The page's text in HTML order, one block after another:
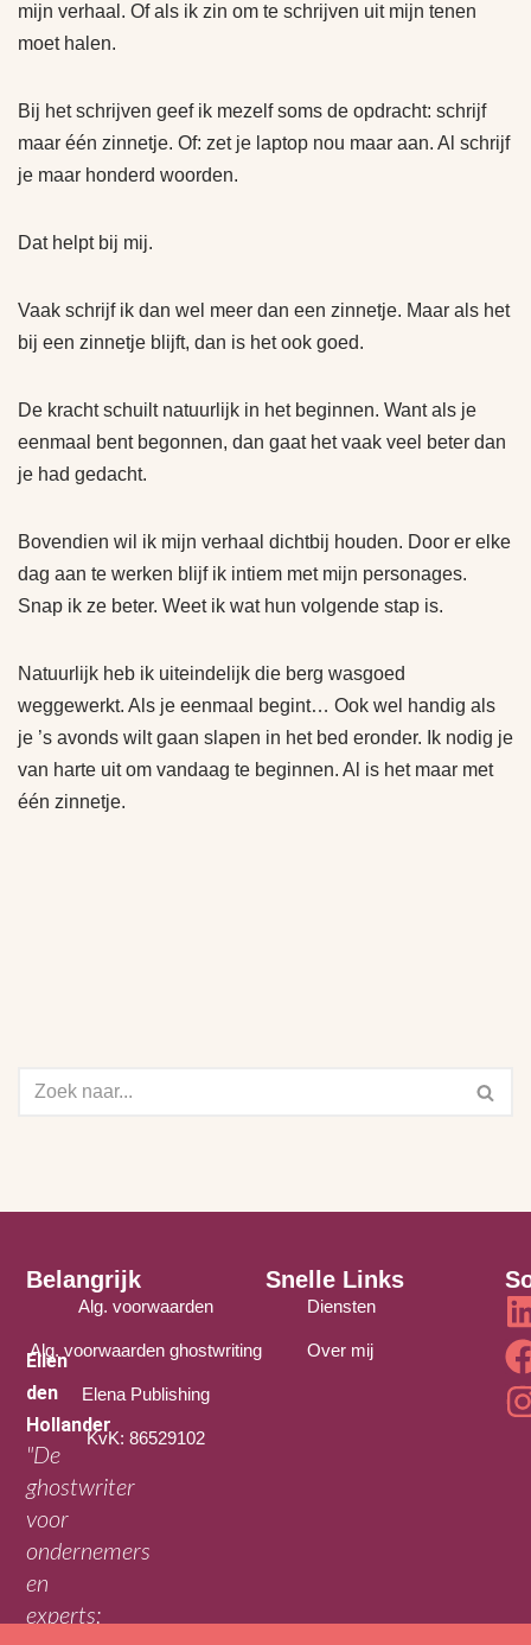
mijn verhaal. Of als ik zin om te schrijven uit mijn tenen
moet halen.
Bij het schrijven geef ik mezelf soms de opdracht: schrijf
maar één zinnetje. Of: zet je laptop nou maar aan. Al schrijf
je maar honderd woorden.
Dat helpt bij mij.
Vaak schrijf ik dan wel meer dan een zinnetje. Maar als het
bij een zinnetje blijft, dan is het ook goed.
De kracht schuilt natuurlijk in het beginnen. Want als je
eenmaal bent begonnen, dan gaat het vaak veel beter dan
je had gedacht.
Bovendien wil ik mijn verhaal dichtbij houden. Door er elke
dag aan te werken blijf ik intiem met mijn personages.
Snap ik ze beter. Weet ik wat hun volgende stap is.
Natuurlijk heb ik uiteindelijk die berg wasgoed
weggewerkt. Als je eenmaal begint… Ook wel handig als
je ’s avonds wilt gaan slapen in het bed eronder. Ik nodig je
van harte uit om vandaag te beginnen. Al is het maar met
één zinnetje.
Ellen
den
Hollander
"De
ghostwriter
voor
ondernemers
en
experts:
Snelle Links
Diensten
Over mij
Belangrijk
Alg. voorwaarden
Alg. voorwaarden ghostwriting
Elena Publishing
KvK: 86529102